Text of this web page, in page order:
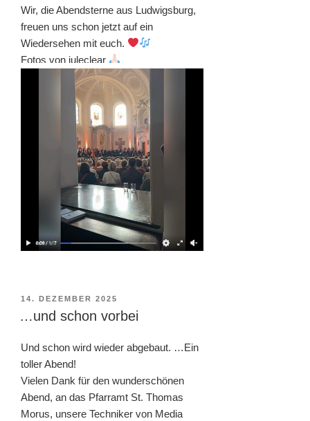
Wir, die Abendsterne aus Ludwigsburg,
freuen uns schon jetzt auf ein
Wiedersehen mit euch.
Fotos von juleclear
VERÖFFENTLICHT
14. DEZEMBER 2025
…und schon vorbei
Und schon wird wieder abgebaut. …Ein
toller Abend!
Vielen Dank für den wunderschönen
Abend, an das Pfarramt St. Thomas
Morus, unsere Techniker von Media